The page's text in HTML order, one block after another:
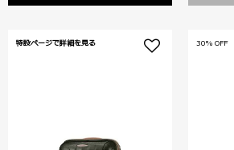
特設ページで詳細を見る 30% OFF